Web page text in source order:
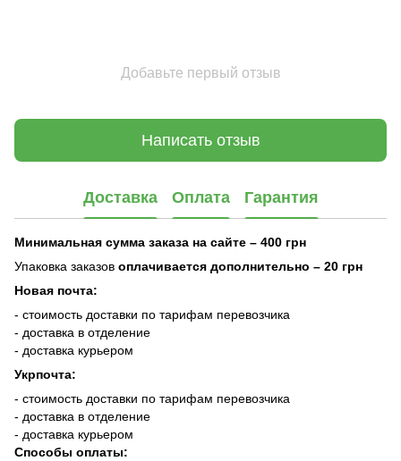
Добавьте первый отзыв
Написать отзыв
Доставка Оплата Гарантия
Минимальная сумма заказа на сайте – 400 грн
Упаковка заказов оплачивается дополнительно – 20 грн
Новая почта:
- стоимость доставки по тарифам перевозчика
- доставка в отделение
- доставка курьером
Укрпочта:
- стоимость доставки по тарифам перевозчика
- доставка в отделение
- доставка курьером
Способы оплаты: